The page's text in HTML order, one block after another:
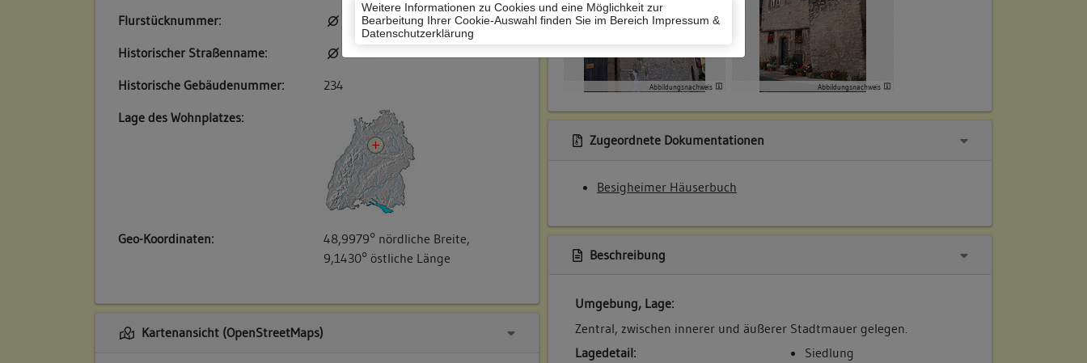
Weitere Informationen zu Cookies und eine Möglichkeit zur
Bearbeitung Ihrer Cookie-Auswahl finden Sie im Bereich Impressum &
Datenschutzerklärung
Flurstücknummer:
keine
Historischer Straßenname:
keiner
Historische Gebäudenummer:
234
Lage des Wohnplatzes:
Geo-Koordinaten:
48,9979° nördliche Breite,
9,1430° östliche Länge
Kartenansicht (OpenStreetMaps)
Abbildungsnachweis Abbildungsnachweis
Zugeordnete Dokumentationen
Besigheimer Häuserbuch
Beschreibung
Umgebung, Lage:
Zentral, zwischen innerer und äußerer Stadtmauer gelegen.
Lagedetail:
Siedlung